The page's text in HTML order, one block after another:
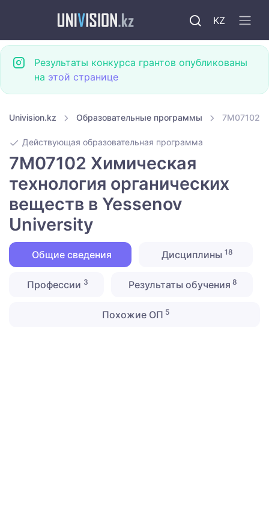
KZ
Результаты конкурса грантов опубликованы
на этой странице
Univision.kz Образовательные программы 7M07102
Действующая образовательная программа
7M07102 Химическая
технология органических
веществ в Yessenov
University
Общие сведения Дисциплины 18
Профессии 3 Результаты обучения 8
Похожие ОП 5